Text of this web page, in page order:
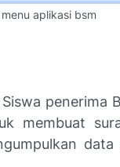
aplikasi bsm
penerima
membuat
data